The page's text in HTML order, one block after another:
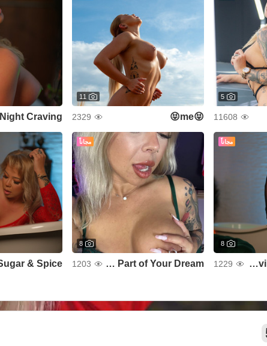
5
11608
11
😝me😝
2329
مجاناً
8
The Devil Wears Red Lace
1229
مجاناً
8
The Best Part of Your Dream
1203
& Spice